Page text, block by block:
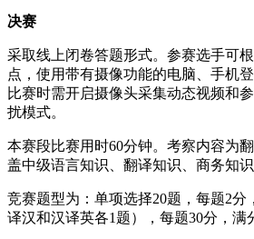
决赛
采取线上闭卷答题形式。参赛选手可
点，使用带有摄像功能的电脑、手机
比赛时需开启摄像头采集动态视频和
扰模式。
本赛段比赛用时60分钟。考察内容为
盖中级语言知识、翻译知识、商务知
竞赛题型为：单项选择20题，每题2分
译汉和汉译英各1题），每题30分，满